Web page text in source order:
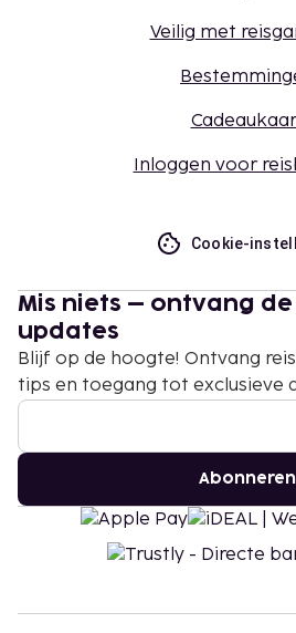
Veilig met
Inloggen voor
Cookie-
Mis niets – ontvang
updates
Blijf op de hoogte! Ontvang
tips en toegang tot exclusieve
Abonneren